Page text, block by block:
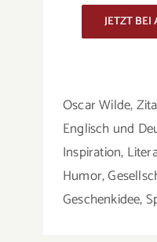
JETZT
Oscar Wilde,
Englisch und
Inspiration,
Humor,
Geschenkidee,